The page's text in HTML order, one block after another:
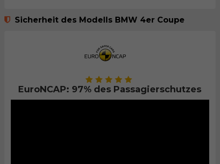
Sicherheit des Modells BMW 4er Coupe
EuroNCAP: 97% des Passagierschutzes